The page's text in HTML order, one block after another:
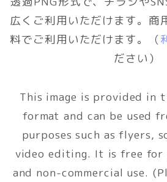
広くご利用いただけます。商
料でご利用いただけます。（
ださい）
This image is provided in
format and can be used
purposes such as flyers,
video editing. It is free for
and non-commercial use.